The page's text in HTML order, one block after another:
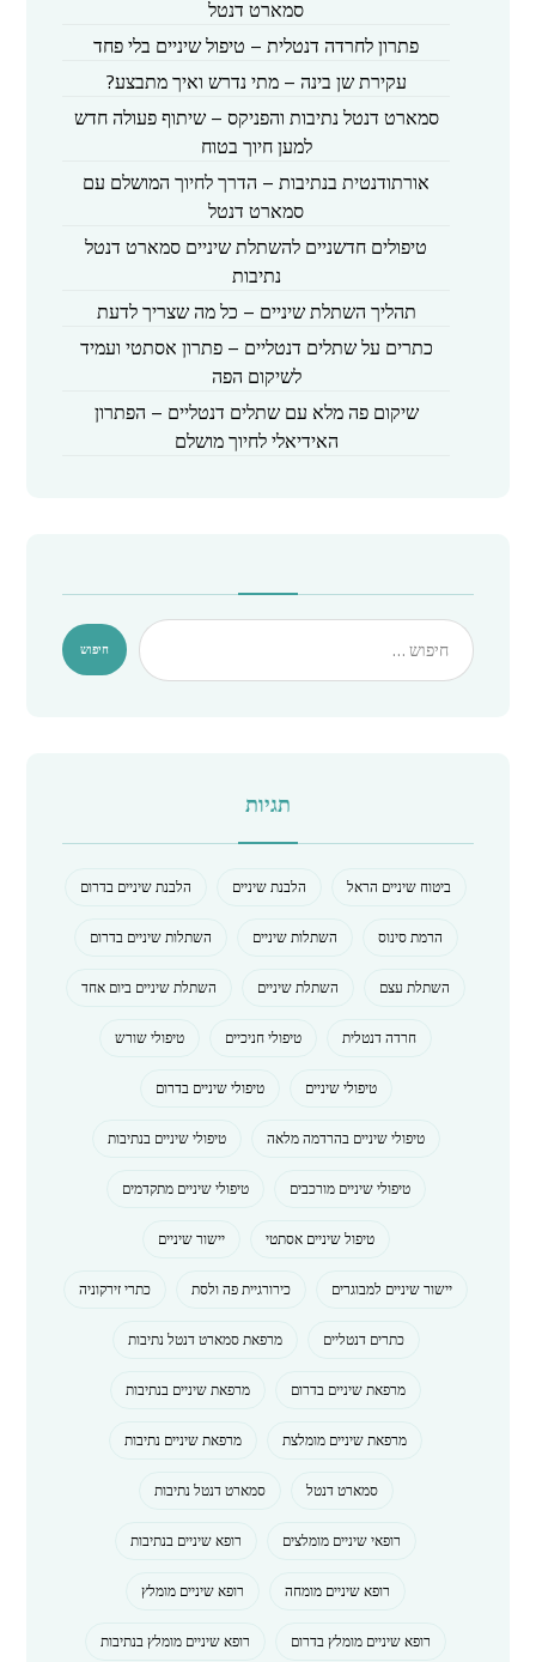
סמארט דנטל
פתרון לחרדה דנטלית – טיפול שיניים בלי פחד
עקירת שן בינה – מתי נדרש ואיך מתבצע?
סמארט דנטל נתיבות והפניקס – שיתוף פעולה חדש
למען חיוך בטוח
אורתודנטית בנתיבות – הדרך לחיוך המושלם עם
סמארט דנטל
טיפולים חדשניים להשתלת שיניים סמארט דנטל
נתיבות
תהליך השתלת שיניים – כל מה שצריך לדעת
כתרים על שתלים דנטליים – פתרון אסתטי ועמיד
לשיקום הפה
שיקום פה מלא עם שתלים דנטליים – הפתרון
האידיאלי לחיוך מושלם
תגיות
ביטוח שיניים הראל הלבנת שיניים
הלבנת שיניים בדרום
הרמת סינוס
השתלות שיניים
השתלות שיניים בדרום
השתלת עצם
השתלת שיניים
השתלת שיניים ביום אחד
חרדה דנטלית
טיפולי חניכיים
טיפולי שורש
טיפולי שיניים
טיפולי שיניים בדרום
טיפולי שיניים בהרדמה מלאה
טיפולי שיניים בנתיבות
טיפולי שיניים מורכבים
טיפולי שיניים מתקדמים
טיפול שיניים אסתטי
יישור שיניים
יישור שיניים למבוגרים
כירורגיית פה ולסת
כתרי זירקוניה
כתרים דנטליים
מרפאת סמארט דנטל נתיבות
מרפאת שיניים בדרום
מרפאת שיניים בנתיבות
מרפאת שיניים מומלצת
מרפאת שיניים נתיבות
סמארט דנטל
סמארט דנטל נתיבות
רופאי שיניים מומלצים
רופא שיניים בנתיבות
רופא שיניים מומחה
רופא שיניים מומלץ
רופא שיניים מומלץ בדרום
רופא שיניים מומלץ בנתיבות